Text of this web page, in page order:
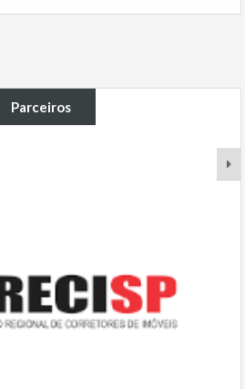
Parceiros